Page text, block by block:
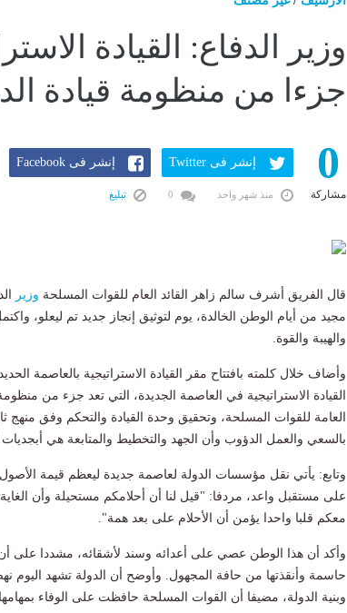
وزير الدفاع: القيادة
جزءا من منظومة قيادة
0
مشاركة
إنشر فى Twitter إنشر فى Facebook
منذ شهر واحد تبليغ
قال الفريق أشرف سالم زاهر القائد العام للقوات المسلحة وزير
مجيد من أيام الوطن الخالدة، يوم لتوثيق إنجاز جديد تم ليعلو،
والهيبة والقوة.
وأضاف خلال كلمته بافتتاح مقر القيادة الاستراتيجية بالعاصمة
القيادة الاستراتيجية في العاصمة الجديدة، التي تعد جزء من منظومة
العامة للقوات المسلحة، وتحقيق وحدة القيادة والتحكم وفق منهج
بالسعي والعمل الدؤوب وأن الجهد والتخطيط والمتابعة هي أبجديات
وتابع: يأتي نقل مؤسسات الدولة لعاصمة جديدة ليعظم قيمة
على مستقبل واعد، مردفا: "قيل لنا أن أحلامكم مستحيلة وأن
معكم قلبا واحدا يؤمن أن الأحلام على بعد همة".
وأكد أن هذا الوطن عصي على أعدائه وسند لأشقائه، مشددا على أن
حاسمة وأنقذتها من حافة المجهول. وأوضح أن الدولة تشهد اليوم
وبنية الدولة، مضيفا أن القوات المسلحة حافظت على الوفاء